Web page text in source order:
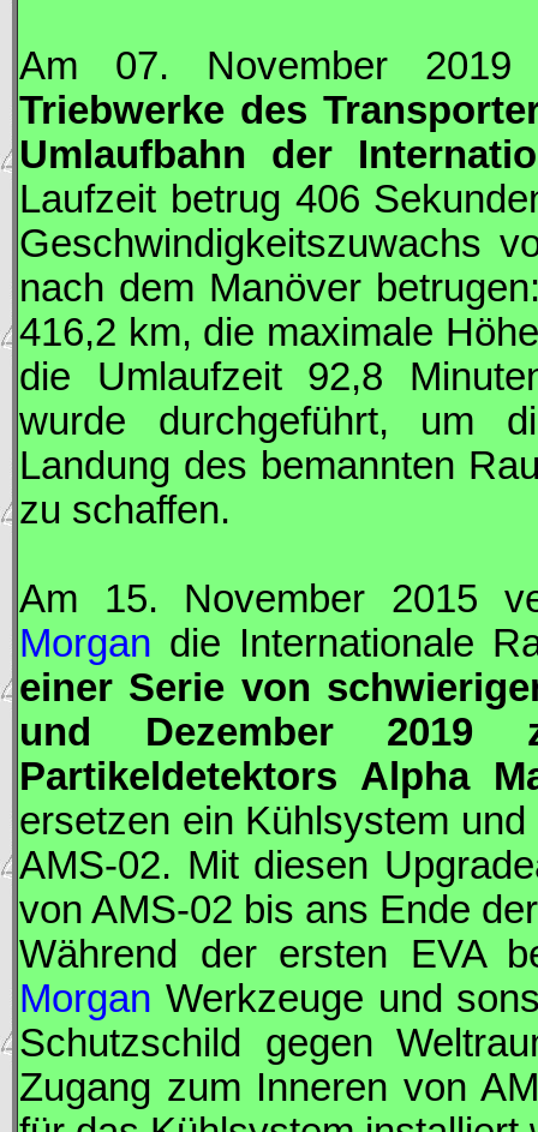
Am 07. November
Triebwerke des
Umlaufbahn der
Laufzeit betrug 406
Geschwindigkeitszuwachs
nach dem Manöver
416,2 km, die maximale
die Umlaufzeit 92,8
wurde durchgeführt, um
Landung des bemannten
zu schaffen.
Am 15. November 2015
Morgan die Internationale
einer Serie von
und Dezember 2019
Partikeldetektors Alpha
ersetzen ein Kühlsystem
AMS-02. Mit diesen
von AMS-02 bis ans Ende
Während der ersten EVA
Morgan Werkzeuge und
Schutzschild gegen
Zugang zum Inneren von